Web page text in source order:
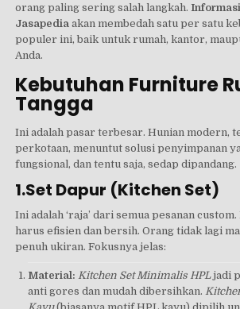
orang paling sering salah langkah.
Jasapedia akan membedah satu per satu
populer ini, baik untuk rumah, kantor,
Anda.
Kebutuhan Furniture
Tangga
Ini adalah pasar terbesar. Hunian modern,
perkotaan, menuntut solusi penyimpanan
fungsional, dan tentu saja, sedap dipandang.
1.Set Dapur (Kitchen Set)
Ini adalah ‘raja’ dari semua pesanan
harus efisien dan bersih. Orang tidak lagi
penuh ukiran. Fokusnya jelas:
Material: Kitchen Set Minimalis HPLjadi
anti gores dan mudah dibersihkan.